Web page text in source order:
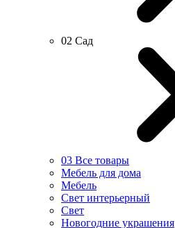
02 Сад
03 Все товары
Мебель для дома
Мебель
Свет интерьерный
Свет
Новогодние украшения